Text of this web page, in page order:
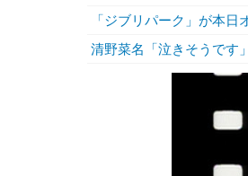
「ジブリパーク」が本
清野菜名「泣きそうです